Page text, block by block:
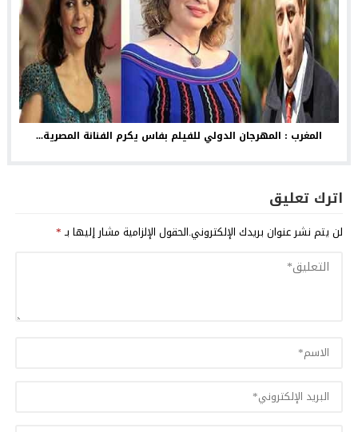
المغرب : المهرجان الدولي للفيلم بفاس يكرم الفنانة المصرية...
اترك تعليق
لن يتم نشر عنوان بريدك الإلكتروني.الحقول الإلزامية مشار إليها بـ*